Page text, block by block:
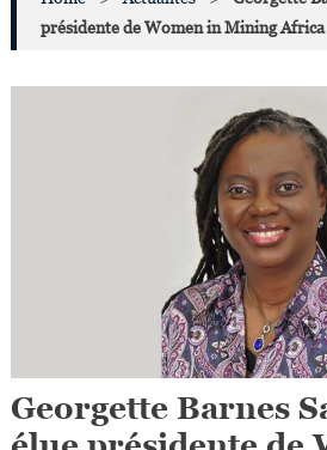
présidente de Women in Mining Africa
Georgette Barnes